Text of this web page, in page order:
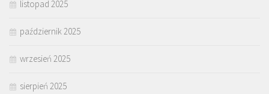
listopad 2025
październik 2025
wrzesień 2025
sierpień 2025